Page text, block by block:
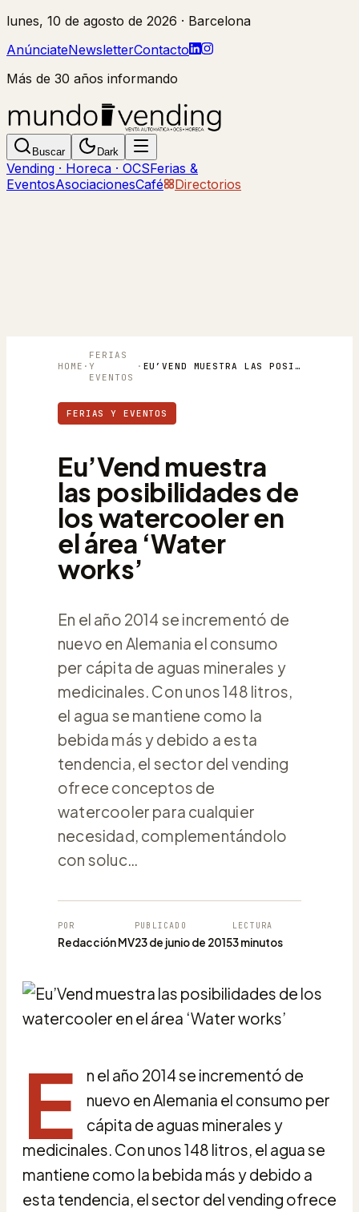
lunes, 10 de agosto de 2026 · Barcelona
AnúnciateNewsletterContacto
Más de 30 años informando
Buscar Dark
Vending · Horeca · OCSFerias &
EventosAsociacionesCafé Directorios
HOME ·
FERIAS
Y
EVENTOS
· EU’VEND MUESTRA LAS POSIBILIDADES DE LOS WATERCOOLER EN EL ÁREA ‘WATER WORKS’
FERIAS Y EVENTOS
Eu’Vend muestra
las posibilidades de
los watercooler en
el área ‘Water
works’
En el año 2014 se incrementó de
nuevo en Alemania el consumo
per cápita de aguas minerales y
medicinales. Con unos 148 litros,
el agua se mantiene como la
bebida más y debido a esta
tendencia, el sector del vending
ofrece conceptos de
watercooler para cualquier
necesidad, complementándolo
con soluc…
POR
Redacción MV
PUBLICADO
23 de junio de 2015
LECTURA
3 minutos
E
n el año 2014 se incrementó de
nuevo en Alemania el consumo per
cápita de aguas minerales y
medicinales. Con unos 148 litros, el agua se
mantiene como la bebida más y debido a
esta tendencia, el sector del vending ofrece